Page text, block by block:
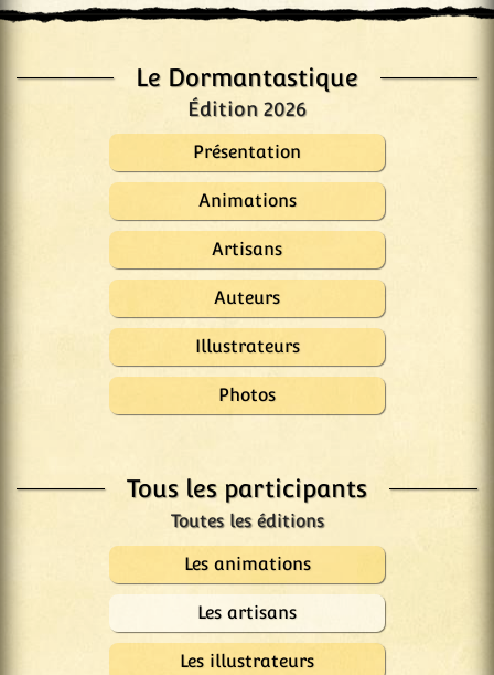
Le Dormantastique
Édition 2026
Présentation
Animations
Artisans
Auteurs
Illustrateurs
Photos
Tous les participants
Les animations
Les artisans
Les illustrateurs